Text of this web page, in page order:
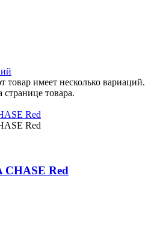
товар имеет несколько вариаций.
товара.
Red